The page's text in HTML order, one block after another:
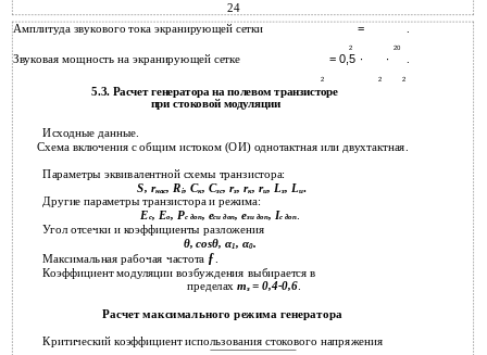
24
Амплитуда звукового тока экранирующей сетки
= .
2 20
Звуковая мощность на экранирующей сетке = 0,5 ∙ ∙
2 2 2
5.3. Расчет генератора на полевом транзисторе
при стоковой модуляции
Исходные данные.
Схема включения с общим истоком (ОИ) однотактная или двухтактная.
Параметры эквивалентной схемы транзистора:
S, rнас, Ri, Ск, Сзс, rз, rк, rи, Lз, Lu.
Другие параметры транзистора и режима:
Ес, Ео, Рс доп, eси доп, ези дoп, Iс дoп.
Угол отсечки и коэффициенты разложения
θ, cosθ, α1, α0.
Максимальная рабочая частота ƒ
Коэффициент модуляции возбуждения выбирается в
пределахmз =0,4-0,6.
Расчет максимального режима генератора
Критический коэффициент использования стокового напряжения